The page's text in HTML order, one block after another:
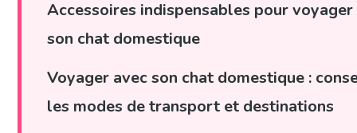
Accessoires indispensables pour voyager
son chat domestique
Voyager avec son chat domestique :
les modes de transport et destinations